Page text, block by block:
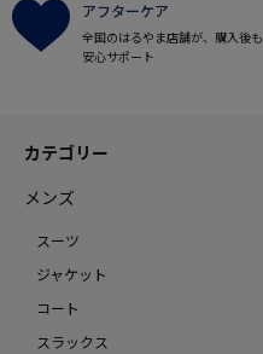
アフターケア
全国のはるやま店舗が、購入後も
安心サポート
カテゴリー
メンズ
スーツ
ジャケット
コート
スラックス